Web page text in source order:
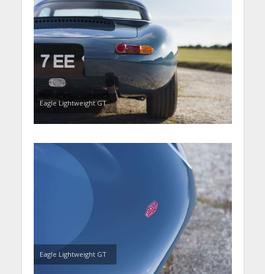
Eagle Lightweight GT
Eagle Lightweight GT